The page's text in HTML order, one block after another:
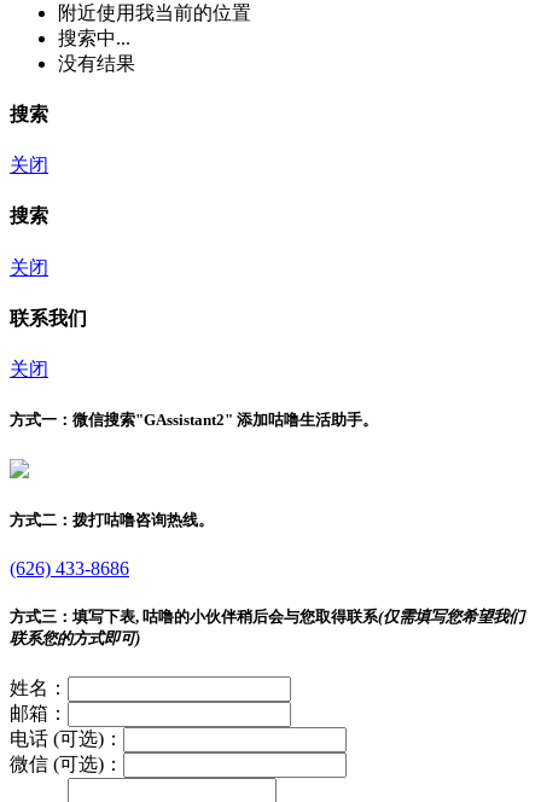
附近使用我当前的位置
搜索中...
没有结果
搜索
关闭
搜索
关闭
联系我们
关闭
方式一： 微信搜索"GAssistant2" 添加咕噜生活助手。
方式二： 拨打咕噜咨询热线。
(626) 433-8686
方式三： 填写下表, 咕噜的小伙伴稍后会与您取得联系(仅需填写您希望我们
联系您的方式即可)
姓名：
邮箱：
电话 (可选)：
微信 (可选)：